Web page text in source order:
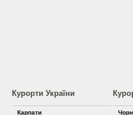
Курорти України
Карпати